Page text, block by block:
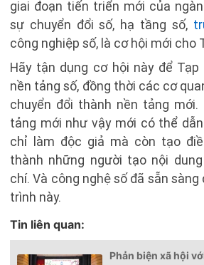
giai đoạn tiến triển mới của
sự chuyển đổi số, hạ tầng số,
công nghiệp số, là cơ hội mới cho
Hãy tận dụng cơ hội này để
nền tảng số, đồng thời các cơ
chuyển đổi thành nền tảng mới.
tảng mới như vậy mới có thể
chỉ làm độc giả mà còn tạo
thành những người tạo nội
chí. Và công nghệ số đã sẵn
trình này.
Tin liên quan:
Phản biện xã hội